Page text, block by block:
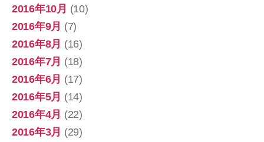
2016年10月 (10)
2016年9月 (7)
2016年8月 (16)
2016年7月 (18)
2016年6月 (17)
2016年5月 (14)
2016年4月 (22)
2016年3月 (29)